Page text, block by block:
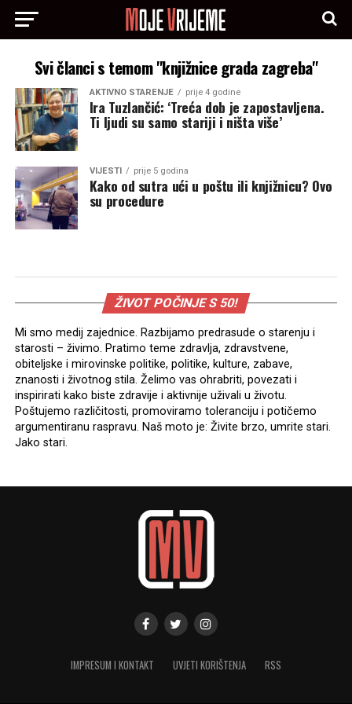
Svi članci s temom "knjižnice grada zagreba"
AKTIVNO STARENJE prije 4 godine
Ira Tuzlančić: ‘Treća dob je zapostavljena.
Ti ljudi su samo stariji i ništa više’
VIJESTI prije 5 godina
Kako od sutra ući u poštu ili knjižnicu? Ovo
su procedure
ŽIVOT POČINJE S 50!
Mi smo medij zajednice. Razbijamo predrasude o starenju i
starosti – živimo. Pratimo teme zdravlja, zdravstvene,
obiteljske i mirovinske politike, politike, kulture, zabave,
znanosti i životnog stila. Želimo vas ohrabriti, povezati i
inspirirati kako biste zdravije i aktivnije uživali u životu.
Poštujemo različitosti, promoviramo toleranciju i potičemo
argumentiranu raspravu. Naš moto je: Živite brzo, umrite stari.
Jako stari.
IMPRESUM I KONTAKT UVJETI KORIŠTENJA RSS